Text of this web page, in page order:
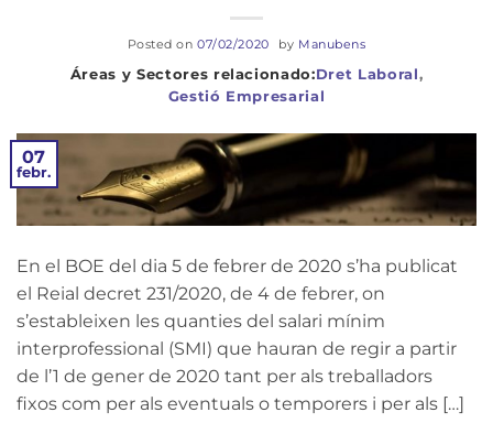
Dret Laboral,
Gestió Empresarial
Posted on07/02/2020 by Manubens
07
febr.
En el BOE del dia 5 de febrer de 2020 s’ha publicat
el Reial decret 231/2020, de 4 de febrer, on
s’estableixen les quanties del salari mínim
interprofessional (SMI) que hauran de regir a partir
de l’1 de gener de 2020 tant per als treballadors
fixos com per als eventuals o temporers i per als […]